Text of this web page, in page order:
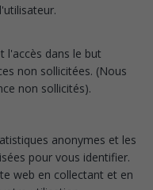
l'accès dans le but
non sollicitées. (Nous
non sollicités).
anonymes et les
pour vous identifier.
web en collectant et en